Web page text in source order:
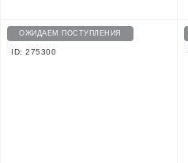
ОЖИДАЕМ ПОСТУПЛЕНИЯ
ID: 275300